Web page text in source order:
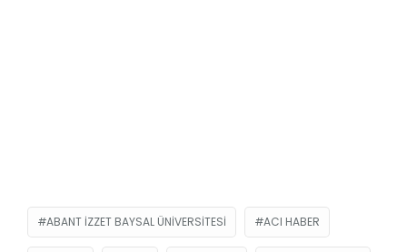
ABANT IZZET BAYSAL ÜNIVERSITESI ACI HABER